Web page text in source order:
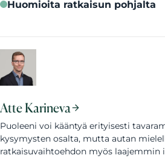
Huomioita ratkaisun pohjalta
Atte Karineva
Puoleeni voi kääntyä erityisesti
kysymysten osalta, mutta autan
ratkaisuvaihtoehdon myös laajemmin